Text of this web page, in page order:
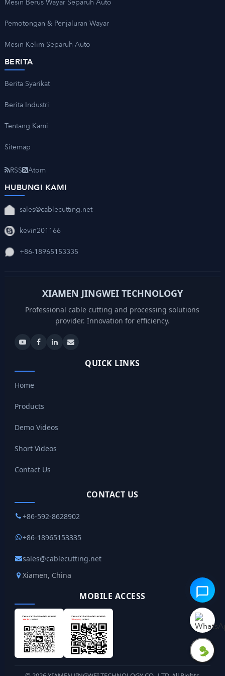
Mesin Berus Wayar Separuh Auto
Pemotongan & Penjaluran Wayar
Mesin Kelim Separuh Auto
BERITA
Berita Syarikat
Berita Industri
Tentang Kami
Sitemap
RSS Atom
HUBUNGI KAMI
sales@cablecutting.net
kevin201166
+86-18965153335
XIAMEN JINGWEI TECHNOLOGY
Professional cable cutting and processing solutions
provider. Innovation for efficiency.
QUICK LINKS
Home
Products
Demo Videos
Short Videos
Contact Us
CONTACT US
+86-592-8628902
+86-18965153335
sales@cablecutting.net
Xiamen, China
MOBILE ACCESS